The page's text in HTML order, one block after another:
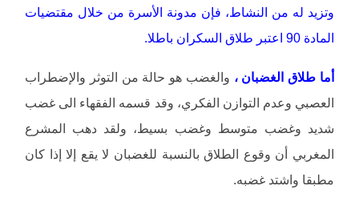
وتزيد له من النشاط، فإن مدونة الأسرة من خلال مقتضيات
المادة 90 اعتبر طلاق السكران باطلا.
أما طلاق الغضبان ، والغضب هو حالة من التوثر والإضطراب
العصبي وعدم التوازن الفكري، وقد قسمه الفقهاء الى غضب
شديد وغضب متوسط وغضب بسيط، ولقد دهب المشرع
المغربي أن وقوع الطلاق بالنسبة للغضبان لا يقع إلا إذا كان
مطبقا واشتد غضبه.